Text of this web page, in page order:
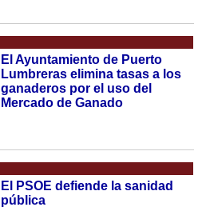
El Ayuntamiento de Puerto
Lumbreras elimina tasas a los
ganaderos por el uso del
Mercado de Ganado
El PSOE defiende la sanidad
pública